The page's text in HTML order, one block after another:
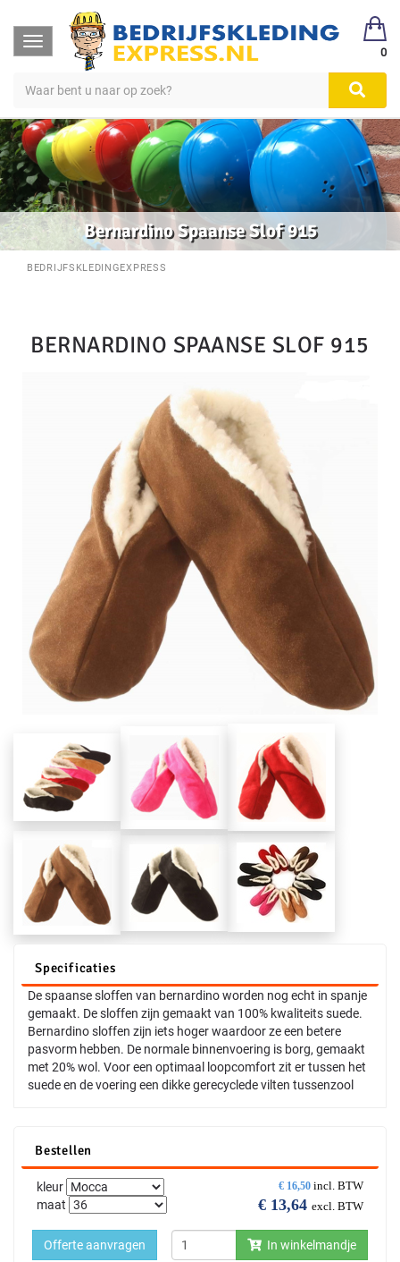
Toggle
navigation
0
Bernardino Spaanse Slof 915
BEDRIJFSKLEDINGEXPRESS
BERNARDINO SPAANSE SLOF 915
Specificaties
De spaanse sloffen van bernardino worden nog echt in spanje
gemaakt. De sloffen zijn gemaakt van 100% kwaliteits suede.
Bernardino sloffen zijn iets hoger waardoor ze een betere
pasvorm hebben. De normale binnenvoering is borg, gemaakt
met 20% wol. Voor een optimaal loopcomfort zit er tussen het
suede en de voering een dikke gerecyclede vilten tussenzool
Bestellen
€ 16,50 incl. BTW
€ 13,64 excl. BTW
kleur
maat
In winkelmandje
Offerte aanvragen